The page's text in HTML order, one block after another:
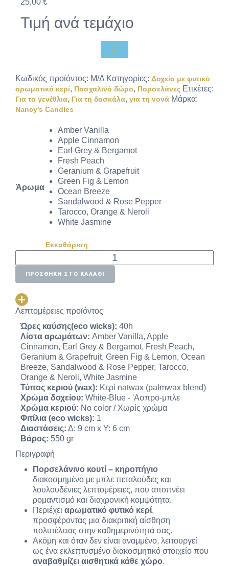
Τιμή ανά τεμάχιο
Κωδικός προϊόντος: Μ/Δ Κατηγορίες: Δοχεία με φυτικό
αρωματικό κερί, Πασχαλινό δώρο, Πορσελάνες Ετικέτες:
Για τα γενέθλια, Για τη δασκάλα, για τη νονά Μάρκα:
Nancy's Candles
Άρωμα
Amber Vanilla
Apple Cinnamon
Earl Grey & Bergamot
Fresh Peach
Geranium & Grapefruit
Green Fig & Lemon
Ocean Breeze
Sandalwood & Rose Pepper
Tarocco, Orange & Neroli
White Jasmine
Εκκαθάριση
ΠΡΟΣΘΉΚΗ ΣΤΟ ΚΑΛΆΘΙ
Λεπτομέρειες προϊόντος
Ώρες καύσης(eco wicks): 40h
Λίστα αρωμάτων: Amber Vanilla, Apple
Cinnamon, Earl Grey & Bergamot, Fresh Peach,
Geranium & Grapefruit, Green Fig & Lemon, Ocean
Breeze, Sandalwood & Rose Pepper, Tarocco,
Orange & Neroli, White Jasmine
Τύπος κεριού (wax): Κερί natwax (palmwax blend)
Χρώμα δοχείου: White-Blue - 'Ασπρο-μπλε
Χρώμα κεριού: No color / Χωρίς χρώμα
Φιτίλια (eco wicks): 1
Διαστάσεις: Δ: 9 cm x Y: 6 cm
Βάρος: 550 gr
Περιγραφή
Πορσελάνινο κουτί – κηροπήγιο
διακοσμημένο με μπλε πεταλούδες και
λουλουδένιες λεπτομέρειες, που αποπνέει
ρομαντισμό και διαχρονική κομψότητα.
Περιέχει αρωματικό φυτικό κερί,
προσφέροντας μια διακριτική αίσθηση
πολυτέλειας στην καθημερινότητά σας.
Ακόμη και όταν δεν είναι αναμμένο, λειτουργεί
ως ένα εκλεπτυσμένο διακοσμητικό στοιχείο που
αναβαθμίζει αισθητικά κάθε χώρο.